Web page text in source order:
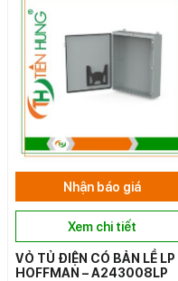
Nhận báo giá
Xem chi tiết
VỎ TỦ ĐIỆN CÓ BẢN LỀ LP
HOFFMAN – A243008LP